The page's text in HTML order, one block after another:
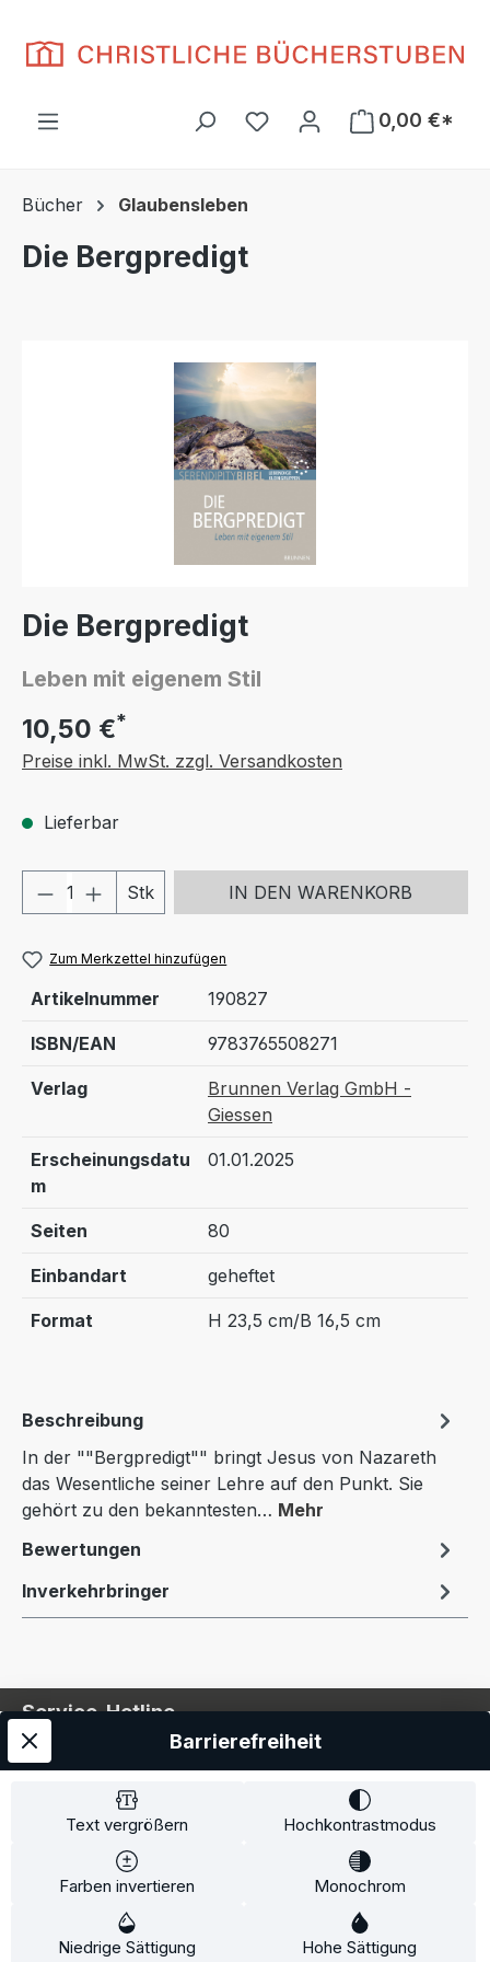
Du hast 0 Produkte auf
0,00 €*
Bücher Glaubensleben
Die Bergpredigt
Die Bergpredigt
Leben mit eigenem Stil
10,50 €*
Preise inkl. MwSt. zzgl. Versandkosten
Lieferbar
Produkt Anzahl: Gib den
Stk IN DEN WARENKORB
Zum Merkzettel hinzufügen
Artikelnummer 190827
ISBN/EAN 9783765508271
Verlag
Brunnen Verlag GmbH -
Giessen
Erscheinungsdatu
m
01.01.2025
Seiten 80
Einbandart geheftet
Format H 23,5 cm/B 16,5 cm
Beschreibung
In der ""Bergpredigt"" bringt Jesus von Nazareth
das Wesentliche seiner Lehre auf den Punkt. Sie
gehört zu den bekanntesten… Mehr
Bewertungen
Inverkehrbringer
Service-Hotline
Service
Information
* Alle Preise inkl. gesetzl. Mehrwertsteuer zzgl.
Text vergrößern Hochkontrastmodus
Farben invertieren Monochrom
Niedrige Sättigung Hohe Sättigung
Barrierefreiheit